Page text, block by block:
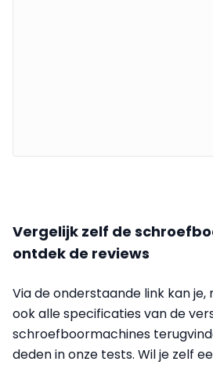
Vergelijk zelf de
ontdek de reviews
Via de onderstaande link kan je,
ook alle specificaties van de
schroefboormachines
deden in onze tests. Wil je zelf